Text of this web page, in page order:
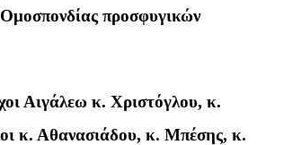
προσφυγικών
Αιγάλεω κ. Χριστόγλου, κ.
κ. Αθανασιάδου, κ. Μπέσης, κ.